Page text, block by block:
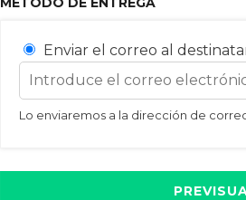
Enviar el correo al
Lo enviaremos a la dirección de